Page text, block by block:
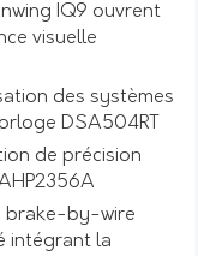
IQ9 ouvrent
visuelle
des systèmes
DSA504RT
de précision
brake-by-wire
intégrant la